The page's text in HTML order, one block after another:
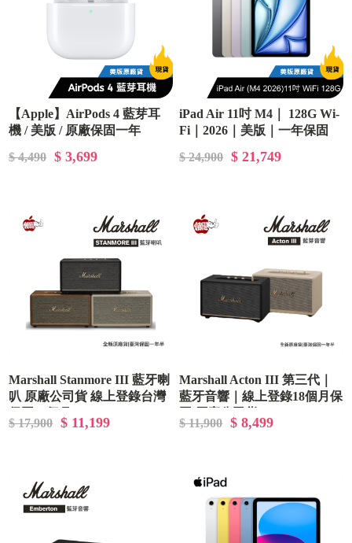
【Apple】AirPods 4 藍芽耳
機 / 美版 / 原廠保固一年
$ 4,490
$ 3,699
iPad Air 11吋 M4｜ 128G Wi-
Fi｜2026｜美版｜一年保固
$ 24,900
$ 21,749
Marshall Stanmore III 藍牙喇
叭 原廠公司貨 線上登錄台灣
$ 17,900 $ 11,199
Marshall Acton III 第三代｜
藍牙音響｜線上登錄18個月保
$ 11,900 $ 8,499